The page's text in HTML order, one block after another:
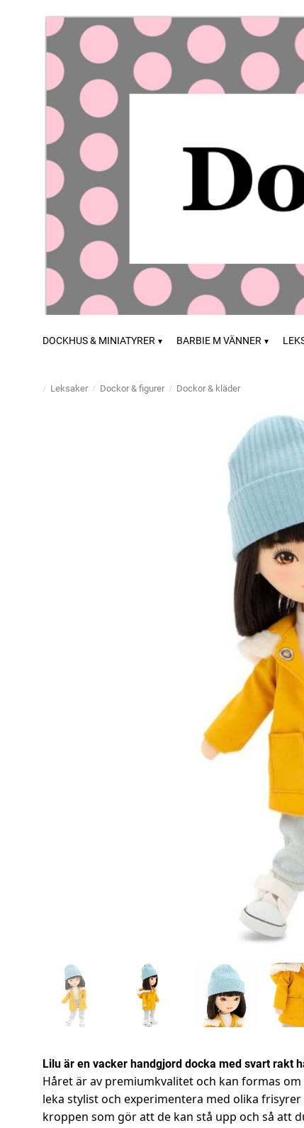
DOCKHUS & MINIATYRER BARBIE M VÄNNER
Leksaker Dockor & figurer Dockor & kläder
Lilu är en vacker handgjord docka med svart rakt
Håret är av premiumkvalitet och kan formas
leka stylist och experimentera med olika
kroppen som gör att de kan stå upp och så att